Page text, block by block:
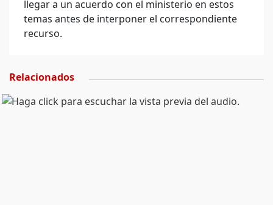
llegar a un acuerdo con el ministerio en estos
temas antes de interponer el correspondiente
recurso.
Relacionados